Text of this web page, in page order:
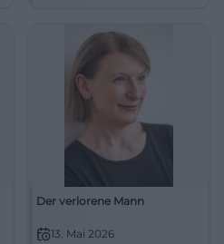
Der verlorene Mann
13. Mai 2026